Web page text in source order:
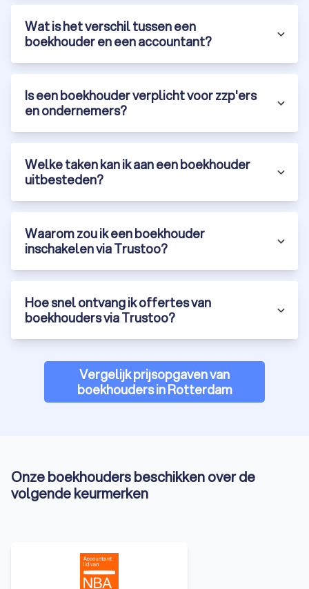
uit en vergelijk vandaag nog meerdere boekhouders uit
Rotterdam.
Wat is het verschil tussen een
boekhouder en een accountant?
Is een boekhouder verplicht voor zzp'ers
en ondernemers?
Welke taken kan ik aan een boekhouder
uitbesteden?
Waarom zou ik een boekhouder
inschakelen via Trustoo?
Hoe snel ontvang ik offertes van
boekhouders via Trustoo?
Vergelijk prijsopgaven van
boekhouders in Rotterdam
Onze boekhouders beschikken over de
volgende keurmerken